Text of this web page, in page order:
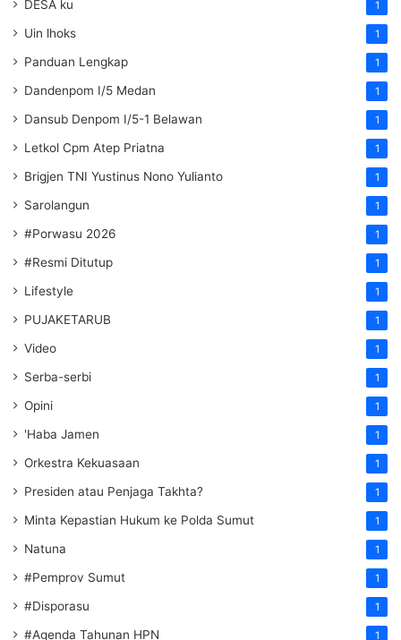
DESA ku 1
Uin lhoks 1
Panduan Lengkap 1
Dandenpom I/5 Medan 1
Dansub Denpom I/5-1 Belawan 1
Letkol Cpm Atep Priatna 1
Brigjen TNI Yustinus Nono Yulianto 1
Sarolangun 1
#Porwasu 2026 1
#Resmi Ditutup 1
Lifestyle 1
PUJAKETARUB 1
Video 1
Serba-serbi 1
Opini 1
'Haba Jamen 1
Orkestra Kekuasaan 1
Presiden atau Penjaga Takhta? 1
Minta Kepastian Hukum ke Polda Sumut 1
Natuna 1
#Pemprov Sumut 1
#Disporasu 1
#Agenda Tahunan HPN 1